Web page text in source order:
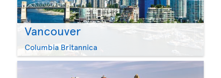
Vancouver
Columbia Britannica